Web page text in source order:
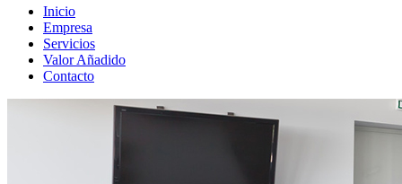
Inicio
Empresa
Servicios
Valor Añadido
Contacto